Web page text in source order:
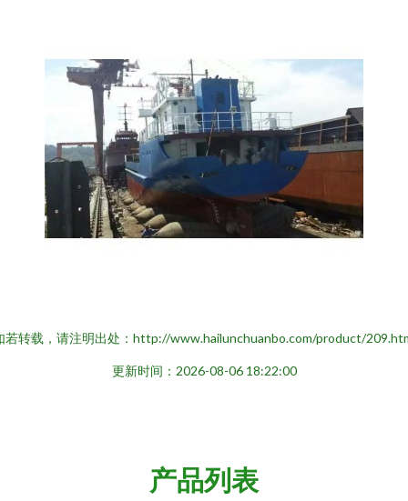
若转载，请注明出处：http://www.hailunchuanbo.com/product/
更新时间：2026-08-06 18:22:00
产品列表